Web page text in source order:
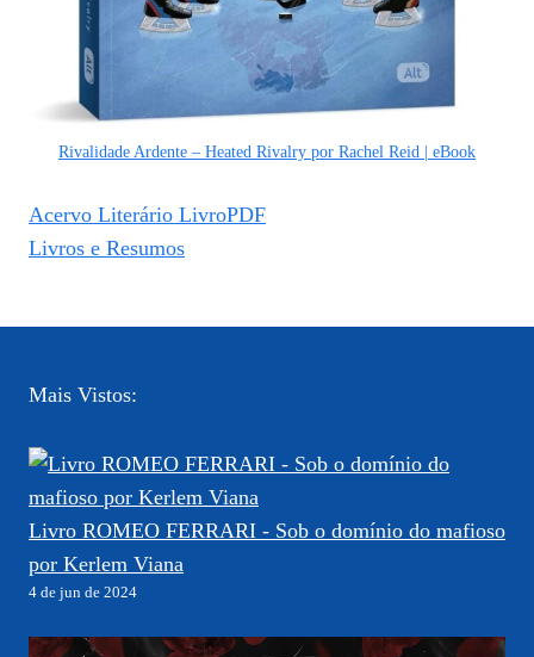
Rivalidade Ardente – Heated Rivalry por Rachel Reid | eBook
Acervo Literário LivroPDF
Livros e Resumos
Mais Vistos:
Livro ROMEO FERRARI - Sob o domínio do mafioso
por Kerlem Viana
4 de jun de 2024